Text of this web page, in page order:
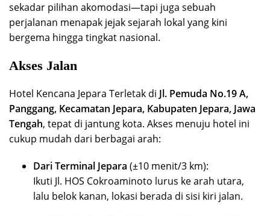
sekadar pilihan akomodasi—tapi juga sebuah
perjalanan menapak jejak sejarah lokal yang kini
bergema hingga tingkat nasional.
Akses Jalan
Hotel Kencana Jepara Terletak di Jl. Pemuda No.19 A,
Panggang, Kecamatan Jepara, Kabupaten Jepara, Jawa
Tengah, tepat di jantung kota. Akses menuju hotel ini
cukup mudah dari berbagai arah:
Dari Terminal Jepara (±10 menit/3 km):
Ikuti Jl. HOS Cokroaminoto lurus ke arah utara,
lalu belok kanan, lokasi berada di sisi kiri jalan.